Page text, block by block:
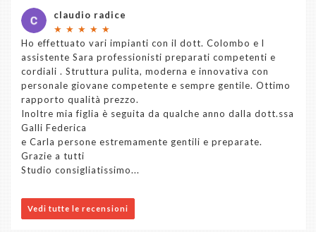
claudio radice
★ ★ ★ ★ ★
Ho effettuato vari impianti con il dott. Colombo e l
assistente Sara professionisti preparati competenti e
cordiali . Struttura pulita, moderna e innovativa con
personale giovane competente e sempre gentile. Ottimo
rapporto qualità prezzo.
Inoltre mia figlia è seguita da qualche anno dalla dott.ssa
Galli Federica
e Carla persone estremamente gentili e preparate.
Grazie a tutti
Studio consigliatissimo...
Vedi tutte le recensioni